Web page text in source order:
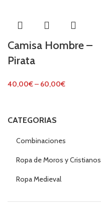
CATEGORIAS
Combinaciones
Ropa de Moros y Cristianos
Ropa Medieval
Camisa Hombre –
Pirata
40,00€– 60,00€